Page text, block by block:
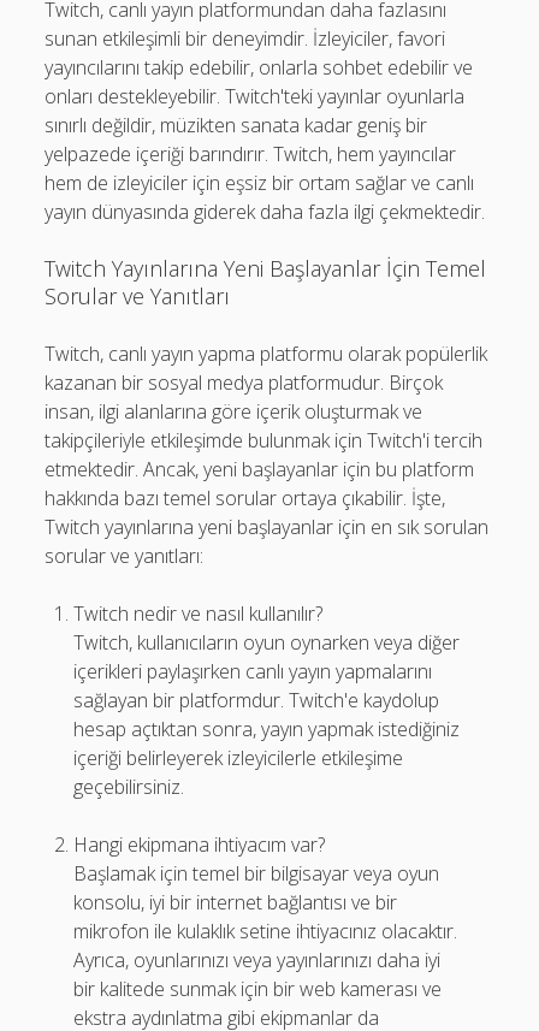
Twitch, canlı yayın platformundan daha fazlasını
sunan etkileşimli bir deneyimdir. İzleyiciler, favori
yayıncılarını takip edebilir, onlarla sohbet edebilir ve
onları destekleyebilir. Twitch'teki yayınlar oyunlarla
sınırlı değildir, müzikten sanata kadar geniş bir
yelpazede içeriği barındırır. Twitch, hem yayıncılar
hem de izleyiciler için eşsiz bir ortam sağlar ve canlı
yayın dünyasında giderek daha fazla ilgi çekmektedir.
Twitch Yayınlarına Yeni Başlayanlar İçin Temel
Sorular ve Yanıtları
Twitch, canlı yayın yapma platformu olarak popülerlik
kazanan bir sosyal medya platformudur. Birçok
insan, ilgi alanlarına göre içerik oluşturmak ve
takipçileriyle etkileşimde bulunmak için Twitch'i tercih
etmektedir. Ancak, yeni başlayanlar için bu platform
hakkında bazı temel sorular ortaya çıkabilir. İşte,
Twitch yayınlarına yeni başlayanlar için en sık sorulan
sorular ve yanıtları:
Twitch nedir ve nasıl kullanılır?
Twitch, kullanıcıların oyun oynarken veya diğer
içerikleri paylaşırken canlı yayın yapmalarını
sağlayan bir platformdur. Twitch'e kaydolup
hesap açtıktan sonra, yayın yapmak istediğiniz
içeriği belirleyerek izleyicilerle etkileşime
geçebilirsiniz.
Hangi ekipmana ihtiyacım var?
Başlamak için temel bir bilgisayar veya oyun
konsolu, iyi bir internet bağlantısı ve bir
mikrofon ile kulaklık setine ihtiyacınız olacaktır.
Ayrıca, oyunlarınızı veya yayınlarınızı daha iyi
bir kalitede sunmak için bir web kamerası ve
ekstra aydınlatma gibi ekipmanlar da